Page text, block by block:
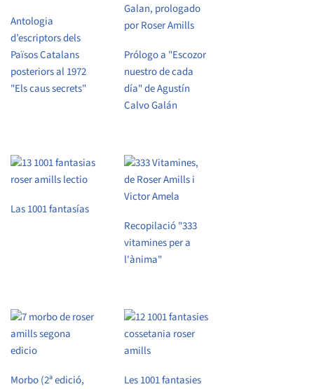
Antologia
d’escriptors dels
Països Catalans
posteriors al 1972
"Els caus secrets"
Prólogo a "Escozor
nuestro de cada
día" de Agustín
Calvo Galán
Las 1001 fantasías
Recopilació "333
vitamines per a
l'ànima"
Morbo (2ª edició,
Les 1001 fantasies